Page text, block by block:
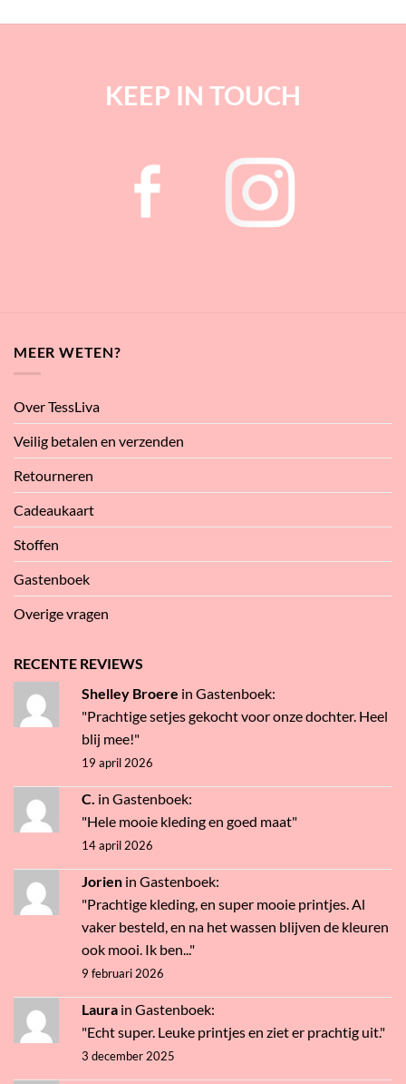
KEEP IN TOUCH
MEER WETEN?
Over TessLiva
Veilig betalen en verzenden
Retourneren
Cadeaukaart
Stoffen
Gastenboek
Overige vragen
RECENTE REVIEWS
Shelley Broere in Gastenboek:
"Prachtige setjes gekocht voor onze dochter. Heel
blij mee!"
19 april 2026
C. in Gastenboek:
"Hele mooie kleding en goed maat"
14 april 2026
Jorien in Gastenboek:
"Prachtige kleding, en super mooie printjes. Al
vaker besteld, en na het wassen blijven de kleuren
ook mooi. Ik ben..."
9 februari 2026
Laura in Gastenboek:
"Echt super. Leuke printjes en ziet er prachtig uit."
3 december 2025